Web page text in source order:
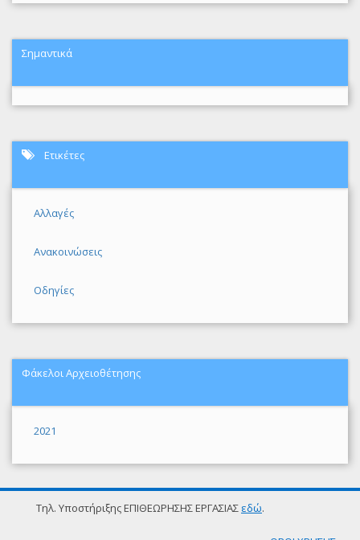
Σημαντικά
Ετικέτες
Αλλαγές
Ανακοινώσεις
Οδηγίες
Φάκελοι Αρχειοθέτησης
2021
Τηλ. Υποστήριξης ΕΠΙΘΕΩΡΗΣΗΣ ΕΡΓΑΣΙΑΣ εδώ.